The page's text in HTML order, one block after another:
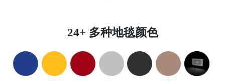
24+ 多种地毯颜色